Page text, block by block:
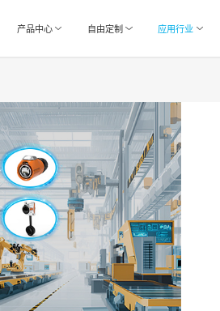
产品中心 自由定制 应用行业